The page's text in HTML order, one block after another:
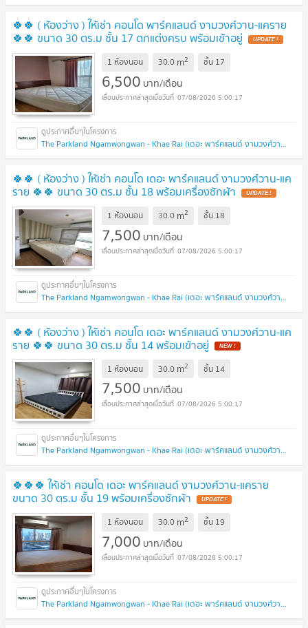
🍀🍀 ( ห้องว่าง ) ให้เช่า คอนโด พาร์คแลนด์ งามวงศ์วาน-แคราย
🍀🍀 ขนาด 30 ตร.ม ชั้น 17 ตกแต่งครบ พร้อมเข้าอยู่
1 ห้องนอน 30.0 m2 ชั้น 17
6,500 บาท/เดือน
07/08/2026 5:00:17
The Parkland Ngamwongwan - Khae Rai (เดอะ พาร์คแลนด์ งามวงศ์วาน - แคราย)
🍀🍀 ( ห้องว่าง ) ให้เช่า คอนโด เดอะ พาร์คแลนด์ งามวงศ์วาน-แค
ราย 🍀🍀 ขนาด 30 ตร.ม ชั้น 18 พร้อมเครื่องซักผ้า
1 ห้องนอน 30.0 m2 ชั้น 18
7,500 บาท/เดือน
07/08/2026 5:00:17
The Parkland Ngamwongwan - Khae Rai (เดอะ พาร์คแลนด์ งามวงศ์วาน - แคราย)
🍀🍀 ( ห้องว่าง ) ให้เช่า คอนโด เดอะ พาร์คแลนด์ งามวงศ์วาน-แค
ราย 🍀🍀 ขนาด 30 ตร.ม ชั้น 14 พร้อมเข้าอยู่
1 ห้องนอน 30.0 m2 ชั้น 14
7,500 บาท/เดือน
07/08/2026 5:00:17
The Parkland Ngamwongwan - Khae Rai (เดอะ พาร์คแลนด์ งามวงศ์วาน - แคราย)
🍀🍀🍀 ให้เช่า คอนโด เดอะ พาร์คแลนด์ งามวงศ์วาน-แคราย
ขนาด 30 ตร.ม ชั้น 19 พร้อมเครื่องซักผ้า
1 ห้องนอน 30.0 m2 ชั้น 19
7,000 บาท/เดือน
07/08/2026 5:00:17
The Parkland Ngamwongwan - Khae Rai (เดอะ พาร์คแลนด์ งามวงศ์วาน - แคราย)